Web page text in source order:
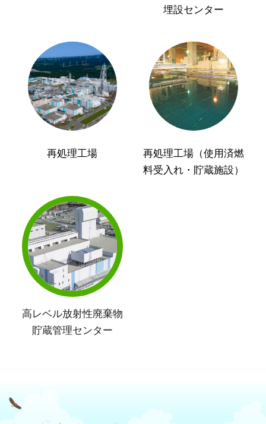
埋設センター
再処理工場
再処理工場（使用済燃
料受入れ・貯蔵施設）
高レベル放射性廃棄物
貯蔵管理センター